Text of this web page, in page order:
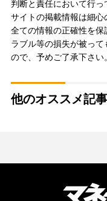
判断と責任において行
サイトの掲載情報は細
全ての情報の正確性を保
ラブル等の損失が被っ
ので、予めご了承下さい。
他のオススメ記事